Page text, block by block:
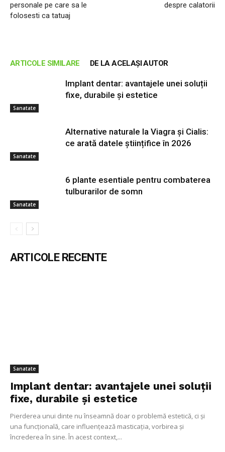
personale pe care sa le
folosesti ca tatuaj
despre calatorii
ARTICOLE SIMILARE DE LA ACELAȘI AUTOR
Sanatate
Implant dentar: avantajele unei soluții
fixe, durabile și estetice
Sanatate
Alternative naturale la Viagra și Cialis:
ce arată datele științifice în 2026
Sanatate
6 plante esentiale pentru combaterea
tulburarilor de somn
ARTICOLE RECENTE
Sanatate
Implant dentar: avantajele unei soluții
fixe, durabile și estetice
Pierderea unui dinte nu înseamnă doar o problemă estetică, ci și
una funcțională, care influențează masticația, vorbirea și
încrederea în sine. În acest context,...